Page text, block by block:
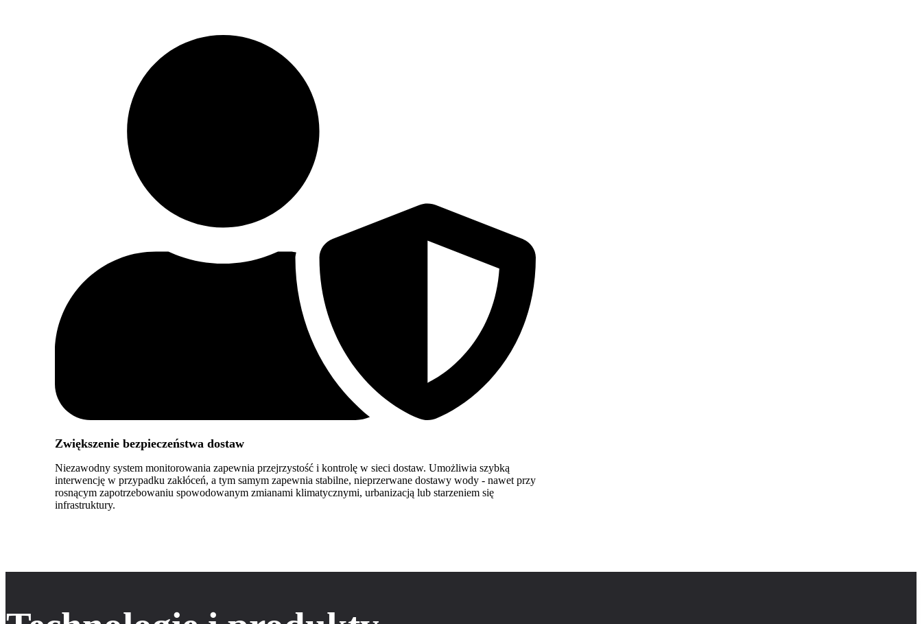
Zwiększenie bezpieczeństwa dostaw
Niezawodny system monitorowania zapewnia przejrzystość i kontrolę w sieci dostaw. Umożliwia szybką
interwencję w przypadku zakłóceń, a tym samym zapewnia stabilne, nieprzerwane dostawy wody - nawet przy
rosnącym zapotrzebowaniu spowodowanym zmianami klimatycznymi, urbanizacją lub starzeniem się
infrastruktury.